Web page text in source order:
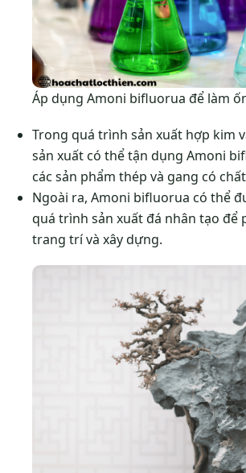
Áp dụng Amoni bifluorua để làm
Trong quá trình sản xuất hợp kim
sản xuất có thể tận dụng Amoni
các sản phẩm thép và gang có
Ngoài ra, Amoni bifluorua có thể
quá trình sản xuất đá nhân tạo để
trang trí và xây dựng.